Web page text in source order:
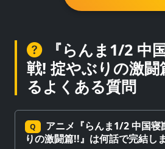
『らんま1/2 中
戦! 掟やぶりの激闘
るよくある質問
Q
アニメ『らんま1/2 中国寝
りの激闘篇!!』は何話で完結し